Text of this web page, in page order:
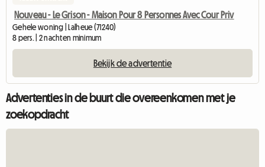
Nouveau - Le Grison - Maison Pour 8 Personnes Avec Cour Priv
Gehele woning | Lalheue (71240)
8 pers. | 2 nachten minimum
Bekijk de advertentie
Advertenties in de buurt die overeenkomen met je
zoekopdracht